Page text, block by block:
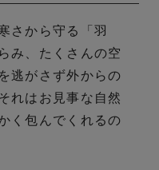
さから守る「羽
み、 たくさんの空
逃がさず外からの
れはお見事な自然
く包んでくれるの